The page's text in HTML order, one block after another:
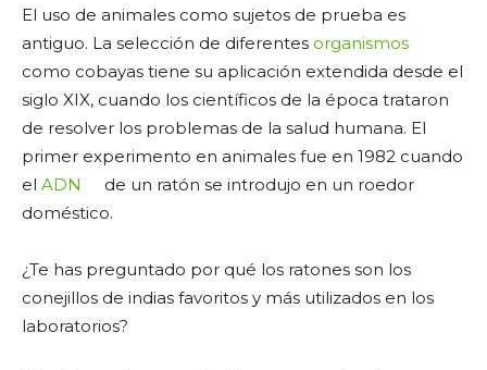
El uso de animales como sujetos de prueba es
antiguo. La selección de diferentes organismos
como cobayas tiene su aplicación extendida desde el
siglo XIX, cuando los científicos de la época trataron
de resolver los problemas de la salud humana. El
primer experimento en animales fue en 1982 cuando
el ADN
de un ratón se introdujo en un roedor
doméstico.
¿Te has preguntado por qué los ratones son los
conejillos de indias favoritos y más utilizados en los
laboratorios?